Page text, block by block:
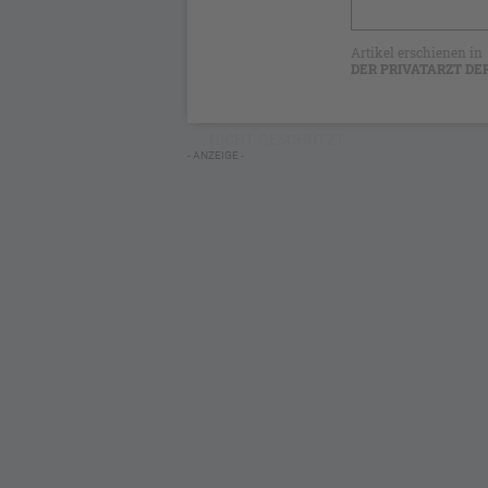
Artikel erschienen in
DER PRIVATARZT
- ANZEIGE -